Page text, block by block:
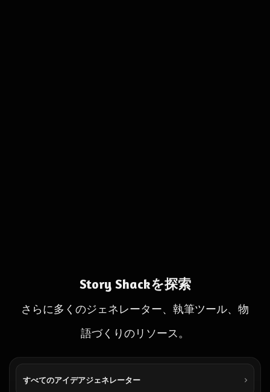
Story Shackを探索
さらに多くのジェネレーター、執筆ツール、物
語づくりのリソース。
すべてのアイデアジェネレーター